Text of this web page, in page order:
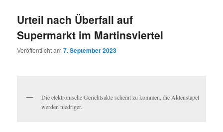
Urteil nach Überfall auf
Supermarkt im Martinsviertel
Veröffentlicht am7. September 2023
Die elektronische Gerichtsakte scheint zu kommen, die Aktenstapel
werden niedriger.